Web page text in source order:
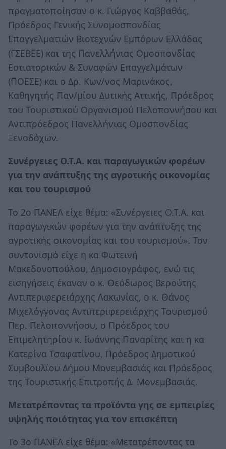
πραγματοποίησαν ο κ. Γιώργος Καββαθάς,
Πρόεδρος Γενικής Συνομοσπονδίας
Επαγγελματιών Βιοτεχνών Εμπόρων Ελλάδας
(ΓΣΕΒΕΕ) και της Πανελλήνιας Ομοσπονδίας
Εστιατορικών & Συναφών Επαγγελμάτων
(ΠΟΕΣΕ) και ο Δρ. Κων/νος Μαρινάκος,
Καθηγητής Παν/μίου Δυτικής Αττικής, Πρόεδρος
του Τουριστικού Οργανισμού Πελοποννήσου και
Αντιπρόεδρος Πανελλήνιας Ομοσπονδίας
Ξενοδόχων.
Συνέργειες Ο.Τ.Α. και παραγωγικών φορέων
για την ανάπτυξης της αγροτικής οικονομίας
και του τουρισμού
Το 2ο ΠΑΝΕΛ είχε θέμα: «Συνέργειες Ο.Τ.Α. και
παραγωγικών φορέων για την ανάπτυξης της
αγροτικής οικονομίας και του τουρισμού». Τον
συντονισμό είχε η κα Φωτεινή
Μακεδονοπούλου, Δημοσιογράφος, ενώ τις
εισηγήσεις έκαναν ο κ. Θεόδωρος Βερούτης
Αντιπεριφερειάρχης Λακωνίας, ο κ. Θάνος
Μιχελόγγονας Αντιπεριφερειάρχης Τουρισμού
Περ. Πελοποννήσου, ο Πρόεδρος του
Επιμελητηρίου κ. Ιωάννης Παναρίτης και η κα
Κατερίνα Τσαφατίνου, Πρόεδρος Δημοτικού
Συμβουλίου Δήμου Μονεμβασιάς και Πρόεδρος
της Τουριστικής Επιτροπής Δ. Μονεμβασιάς.
Μετατρέποντας τα προϊόντα γης σε εμπειρίες
υψηλής ποιότητας για τον επισκέπτη
Το 3ο ΠΑΝΕΛ είχε θέμα: «Μετατρέποντας τα